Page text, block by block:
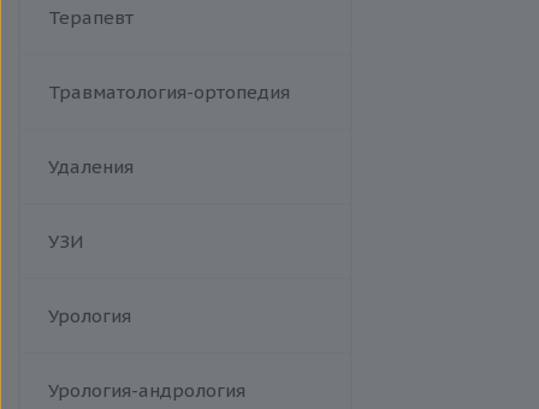
Терапевт
Травматология-ортопедия
Удаления
УЗИ
Урология
Урология-андрология